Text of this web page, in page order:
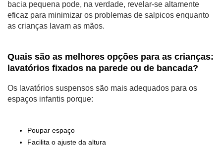
bacia pequena pode, na verdade, revelar-se altamente
eficaz para minimizar os problemas de salpicos enquanto
as crianças lavam as mãos.
Quais são as melhores opções para as crianças:
lavatórios fixados na parede ou de bancada?
Os lavatórios suspensos são mais adequados para os
espaços infantis porque:
Poupar espaço
Facilita o ajuste da altura